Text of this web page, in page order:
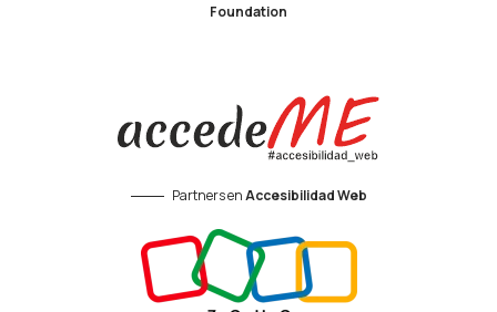
Foundation
Partners enAccesibilidad Web